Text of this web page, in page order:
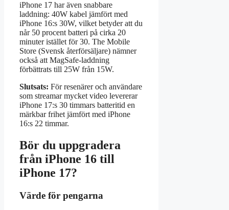
iPhone 17 har även snabbare
laddning: 40W kabel jämfört med
iPhone 16:s 30W, vilket betyder att du
når 50 procent batteri på cirka 20
minuter istället för 30. The Mobile
Store (Svensk återförsäljare) nämner
också att MagSafe-laddning
förbättrats till 25W från 15W.
Slutsats: För resenärer och användare
som streamar mycket video levererar
iPhone 17:s 30 timmars batteritid en
märkbar frihet jämfört med iPhone
16:s 22 timmar.
Bör du uppgradera
från iPhone 16 till
iPhone 17?
Värde för pengarna